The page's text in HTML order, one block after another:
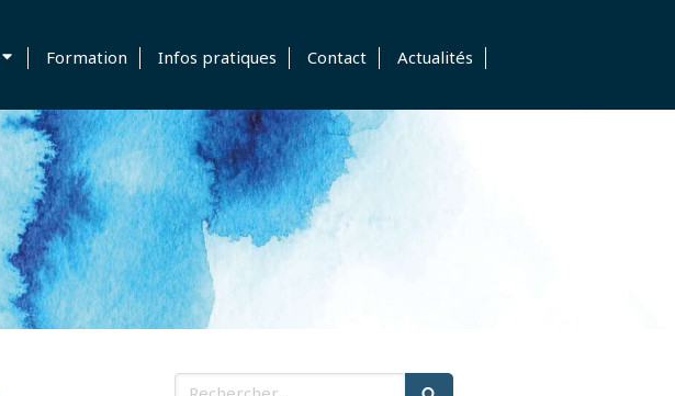
Formation Infos pratiques Contact Actualités
Rechercher